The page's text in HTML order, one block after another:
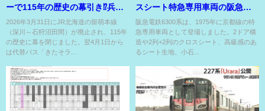
ーで115年の歴史の幕引き⁉兵ど
もが夢の跡を追う…
2026年3月31日にJR北海道の留萌本線
（深川～石狩沼田間）が廃止され、115年
の歴史に幕を閉じました。翌4月1日から
は代替バス「きたそラ...
スシート特急専用車両の阪急
6300系⁉
阪急電鉄6300系は、1975年に京都線の特
急専用車両として登場しました。2ドア構
造や2列+2列のクロスシート、高級感のあ
るシート生地、小石...